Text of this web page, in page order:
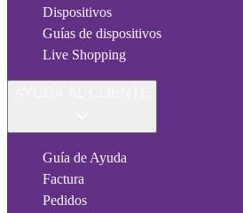
Dispositivos
Guías de dispositivos
Live Shopping
Guía de Ayuda
Factura
Pedidos